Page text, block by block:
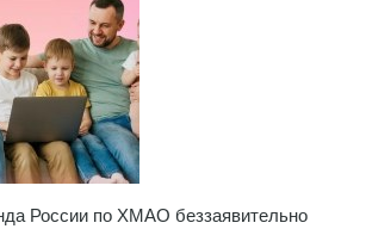
России по ХМАО беззаявительно